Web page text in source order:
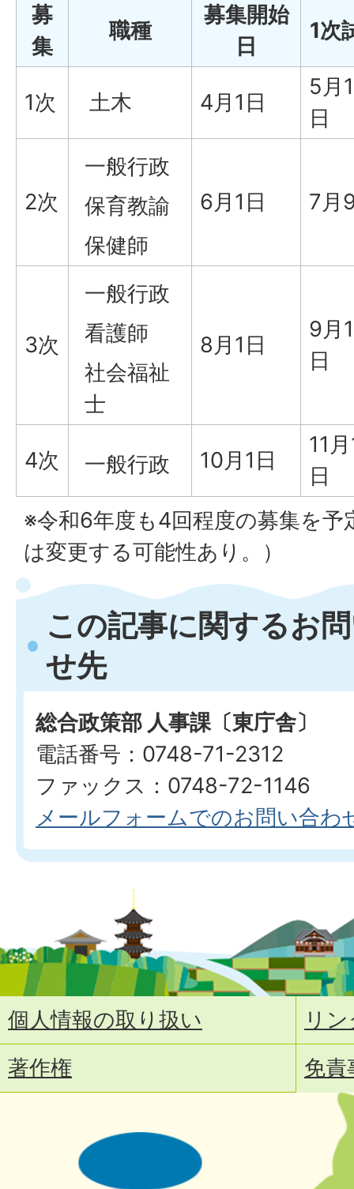
募
集
職種
募集開始
日
1次
1次 土木 4月1日
5月
日
2次
一般行政
保育教諭
保健師
6月1日 7月
3次
一般行政
看護師
社会福祉
士
8月1日
9月
日
4次 一般行政 10月1日
11
日
※令和6年度も4回程度の募集を予
は変更する可能性あり。）
この記事に関するお
せ先
総合政策部 人事課〔東庁舎〕
電話番号：0748-71-2312
ファックス：0748-72-1146
メールフォームでのお問い合わ
個人情報の取り扱い
リ
著作権
免責